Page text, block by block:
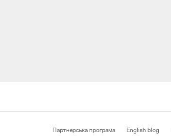
Партнерська програма English blog